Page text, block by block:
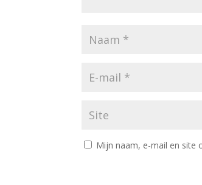
Mijn naam, e-mail en site